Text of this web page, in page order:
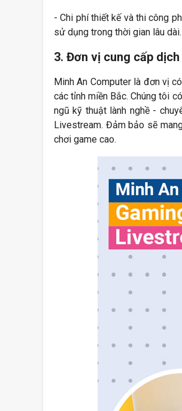
- Chi phí thiết kế và thi công
sử dụng trong thời gian lâu dài.
3. Đơn vị cung cấp
Minh An Computer là đơn vị
các tỉnh miền Bắc. Chúng tôi
ngũ kỹ thuật lành nghề -
Livestream. Đảm bảo sẽ
chơi game cao.